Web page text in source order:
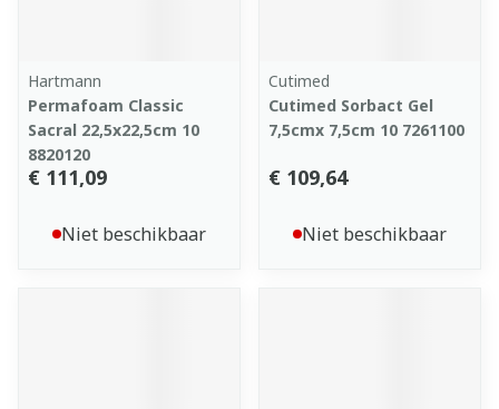
Hartmann
Permafoam Classic
Sacral 22,5x22,5cm 10
8820120
€ 111,09
Niet beschikbaar
Cutimed
Cutimed Sorbact Gel
7,5cmx 7,5cm 10 7261100
€ 109,64
Niet beschikbaar